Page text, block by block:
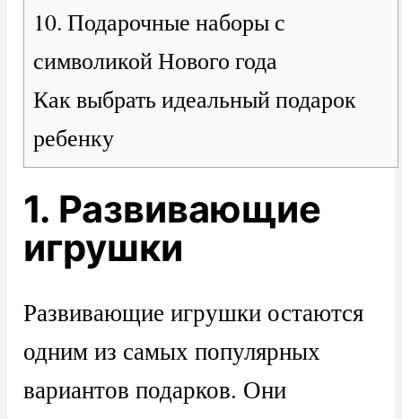
10. Подарочные наборы с
символикой Нового года
Как выбрать идеальный подарок
ребенку
1. Развивающие
игрушки
Развивающие игрушки остаются
одним из самых популярных
вариантов подарков. Они